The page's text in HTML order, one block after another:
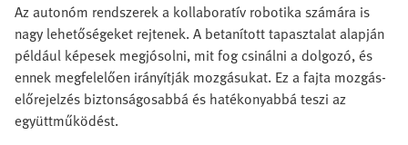
Az autonóm rendszerek a kollaboratív robotika számára is
nagy lehetőségeket rejtenek. A betanított tapasztalat alapján
például képesek megjósolni, mit fog csinálni a dolgozó, és
ennek megfelelően irányítják mozgásukat. Ez a fajta mozgás-
előrejelzés biztonságosabbá és hatékonyabbá teszi az
együttműködést.